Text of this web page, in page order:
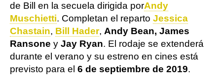
de Bill en la secuela dirigida porAndy
Muschietti. Completan el reparto Jessica
Chastain, Bill Hader, Andy Bean, James
Ransone y Jay Ryan. El rodaje se extenderá
durante el verano y su estreno en cines está
previsto para el 6 de septiembre de 2019.